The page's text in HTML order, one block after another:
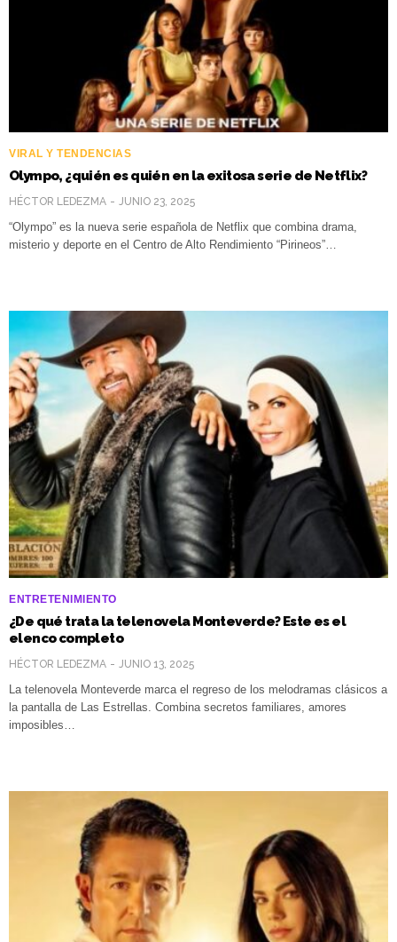
VIRAL Y TENDENCIAS
Olympo, ¿quién es quién en la exitosa serie de Netflix?
HÉCTOR LEDEZMA JUNIO 23, 2025
“Olympo” es la nueva serie española de Netflix que combina drama,
misterio y deporte en el Centro de Alto Rendimiento “Pirineos”…
ENTRETENIMIENTO
¿De qué trata la telenovela Monteverde? Este es el
elenco completo
HÉCTOR LEDEZMA JUNIO 13, 2025
La telenovela Monteverde marca el regreso de los melodramas clásicos a
la pantalla de Las Estrellas. Combina secretos familiares, amores
imposibles…